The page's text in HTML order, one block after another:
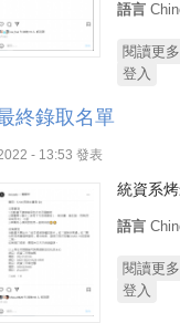
語言
閱讀更多
登入
終錄取名單
- 13:53 發表
統資系
語言
閱讀更多
登入